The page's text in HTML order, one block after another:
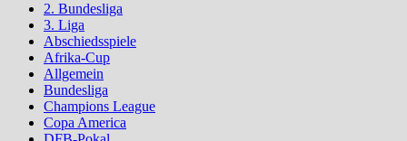
2. Bundesliga
3. Liga
Abschiedsspiele
Afrika-Cup
Allgemein
Bundesliga
Champions League
Copa America